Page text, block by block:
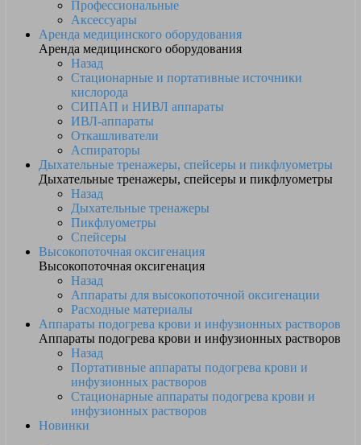
Профессиональные
Аксессуары
Аренда медицинского оборудования
Аренда медицинского оборудования
Назад
Стационарные и портативные источники
кислорода
СИПАП и НИВЛ аппараты
ИВЛ-аппараты
Откашливатели
Аспираторы
Дыхательные тренажеры, спейсеры и пикфлуометры
Дыхательные тренажеры, спейсеры и пикфлуометры
Назад
Дыхательные тренажеры
Пикфлуометры
Спейсеры
Высокопоточная оксигенация
Высокопоточная оксигенация
Назад
Аппараты для высокопоточной оксигенации
Расходные материалы
Аппараты подогрева крови и инфузионных растворов
Аппараты подогрева крови и инфузионных растворов
Назад
Портативные аппараты подогрева крови и
инфузионных растворов
Стационарные аппараты подогрева крови и
инфузионных растворов
Новинки